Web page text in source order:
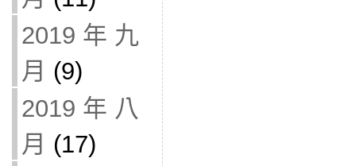
2019 年 九
月 (9)
2019 年 八
月 (17)